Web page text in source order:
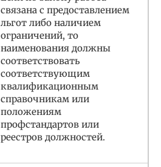
связана с предоставлением
льгот либо наличием
ограничений, то
наименования должны
соответствовать
соответствующим
квалификационным
справочникам или
положениям
профстандартов или
реестров должностей.